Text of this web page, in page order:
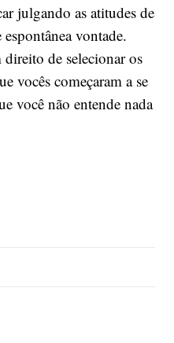
julgando as atitudes de
vontade.
de selecionar os
vocês começaram a se
você não entende nada